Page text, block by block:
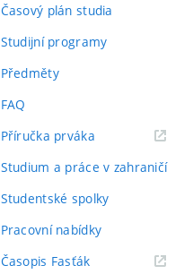
Časový plán studia
Studijní programy
Předměty
FAQ
Příručka prváka(externí
Studium a práce v zahraničí
Studentské spolky
Pracovní nabídky
Časopis Fasťák(externí